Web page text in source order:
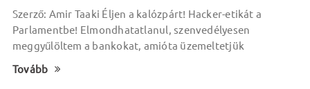
Szerző: Amir Taaki Éljen a kalózpárt! Hacker-etikát a
Parlamentbe! Elmondhatatlanul, szenvedélyesen
meggyűlöltem a bankokat, amióta üzemeltetjük
Tovább